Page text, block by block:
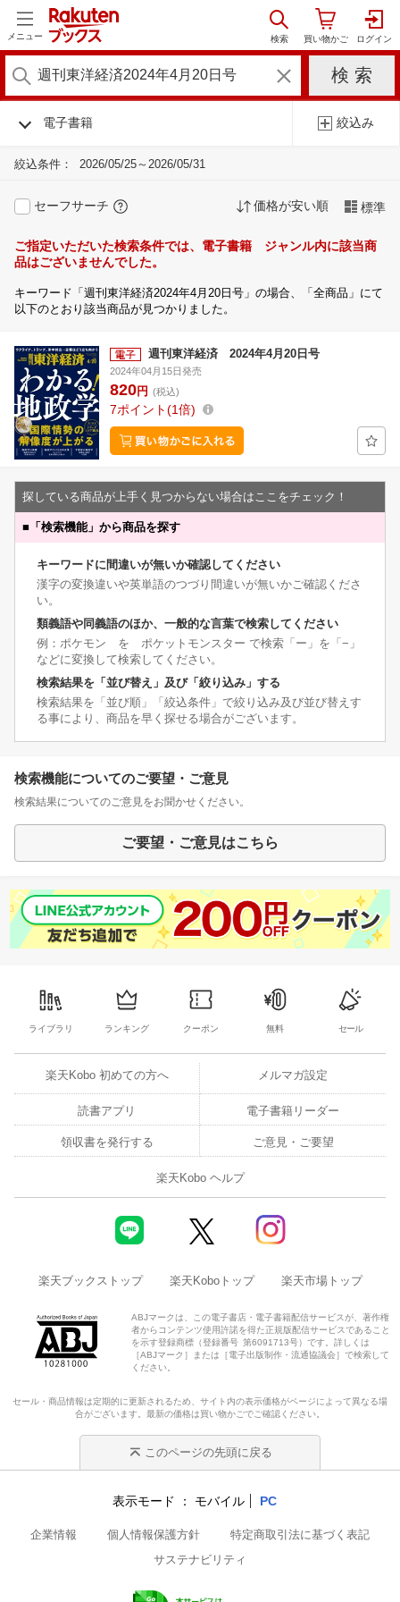
メニュー
電子書籍 絞込み
絞込条件： 2026/05/25～2026/05/31
セーフサーチ 価格が安い順 標準
ご指定いただいた検索条件では、電子書籍 ジャンル内に該当商
品はございませんでした。
キーワード「週刊東洋経済2024年4月20日号」の場合、「全商品」にて
以下のとおり該当商品が見つかりました。
週刊東洋経済 2024年4月20日号
2024年04月15日発売
820円 (税込)
7ポイント 1倍
探している商品が上手く見つからない場合はここをチェック！
■ 「検索機能」から商品を探す
キーワードに間違いが無いか確認してください
漢字の変換違いや英単語のつづり間違いが無いかご確認くださ
い。
類義語や同義語のほか、一般的な言葉で検索してください
例：ポケモン を ポケットモンスター で検索「ー」を「−」
などに変換して検索してください。
検索結果を「並び替え」及び「絞り込み」する
検索結果を「並び順」「絞込条件」で絞り込み及び並び替えす
る事により、商品を早く探せる場合がございます。
検索機能についてのご要望・ご意見
検索結果についてのご意見をお聞かせください。
ご要望・ご意見はこちら
ライブラリ ランキング クーポン 無料 セール
楽天Kobo 初めての方へ メルマガ設定
読書アプリ 電子書籍リーダー
領収書を発行する ご意見・ご要望
楽天Kobo ヘルプ
楽天ブックストップ 楽天Koboトップ 楽天市場トップ
ABJマークは、この電子書店・電子書籍配信サービスが、著作権
者からコンテンツ使用許諾を得た正規版配信サービスであること
を示す登録商標（登録番号 第6091713号）です。詳しくは
［ABJマーク］または［電子出版制作・流通協議会］で検索して
ください。
セール・商品情報は定期的に更新されるため、サイト内の表示価格がページによって異なる場
合がございます。最新の価格は買い物かごでご確認ください。
このページの先頭に戻る
表示モード モバイル PC
企業情報 個人情報保護方針
特定商取引法に基づく表記
サステナビリティ